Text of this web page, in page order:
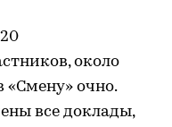
около
«Смену» очно.
все доклады,